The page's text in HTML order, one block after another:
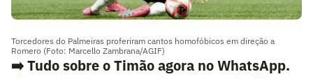
Torcedores do Palmeiras proferiram cantos homofóbicos em direção a
Romero (Foto: Marcello Zambrana/AGIF)
➡️ Tudo sobre o Timão agora no WhatsApp.